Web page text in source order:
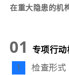
在重大隐患的机
01 专项行
1 检查形式